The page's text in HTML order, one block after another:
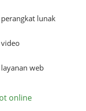
lunak
web
online